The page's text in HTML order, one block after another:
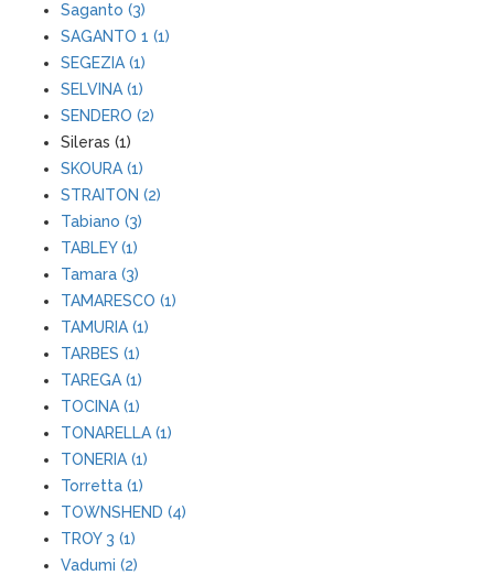
Saganto (3)
SAGANTO 1 (1)
SEGEZIA (1)
SELVINA (1)
SENDERO (2)
Sileras (1)
SKOURA (1)
STRAITON (2)
Tabiano (3)
TABLEY (1)
Tamara (3)
TAMARESCO (1)
TAMURIA (1)
TARBES (1)
TAREGA (1)
TOCINA (1)
TONARELLA (1)
TONERIA (1)
Torretta (1)
TOWNSHEND (4)
TROY 3 (1)
Vadumi (2)